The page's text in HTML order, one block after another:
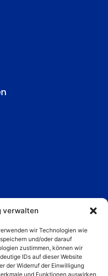
verwalten
wir Technologien wie
und/oder darauf
zustimmen, können wir
IDs auf dieser Website
der Widerruf der Einwilligung
und Funktionen auswirken.